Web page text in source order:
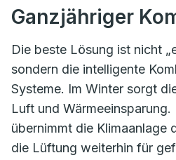
Ganzjähriger
Die beste Lösung ist nicht
sondern die intelligente
Systeme. Im Winter sorgt
Luft und Wärmeeinsparung.
übernimmt die Klimaanlage
die Lüftung weiterhin für